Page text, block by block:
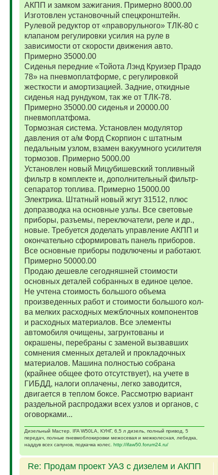
АКПП и замком зажигания. Примерно 8000.00
Изготовлен установочный спецкронштейн.
Рулевой редуктор от «праворульного» ТЛК-80 с
клапаном регулировки усилия на руле в
зависимости от скорости движения авто.
Примерно 35000.00
Сиденья передние «Тойота Лэнд Круизер Прадо
78» на пневмоплатформе, с регулировкой
жесткости и амортизацией. Задние, откидные
сиденья над рундуком, так же от ТЛК-78.
Примерно 35000.00 сиденья и 20000.00
пневмоплатфома.
Тормозная система. Установлен модулятор
давления от а/м Форд Скорпион с штатным
педальным узлом, взамен вакуумного усилителя
тормозов. Примерно 5000.00
Установлен новый Мицубишевский топливный
фильтр в комплекте и, дополнительный фильтр-
сепаратор топлива. Примерно 15000.00
Электрика. Штатный новый жгут 31512, плюс
допразводка на основные узлы. Все световые
приборы, разъемы, переключатели, реле и др.,
новые. Требуется доделать управление АКПП и
окончательно сформировать панель приборов.
Все основные приборы подключены и работают.
Примерно 50000.00
Продаю дешевле сегодняшней стоимости
основных деталей собранных в единое целое.
Не учтена стоимость большого объема
произведенных работ и стоимости большого кол-
ва мелких расходных межблочных компонентов
и расходных материалов. Все элементы
автомобиля очищены, загрунтованы и
окрашены, перебраны с заменой вызвавших
сомнения сменных деталей и прокладочных
материалов. Машина полностью собрана
(крайнее общее фото отсутствует), на учете в
ГИБДД, налоги оплачены, легко заводится,
двигается в теплом боксе. Рассмотрю вариант
раздельной распродажи всех узлов и органов, с
оговорками...
Дизельный Мастер. IFA W50LA, КУНГ, 6,5 л дизель, полный привод, 5
передач, полные пневмоблокировки межосевая и межколесная, лебедка,
наддув всех сапунов, подкачка колес. http://ifaw50.forum24.ru/
Re: Продам проект УАЗ с дизелем и АКПП